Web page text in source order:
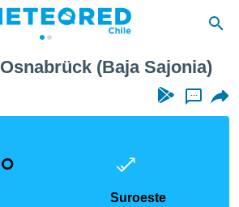
(Baja Sajonia)
...
Suroeste